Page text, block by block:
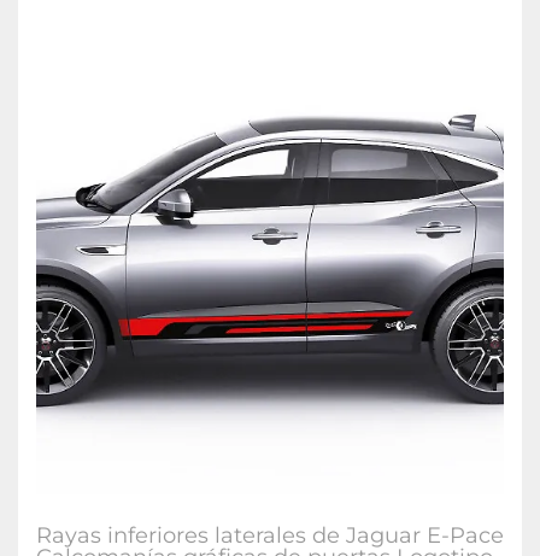
Rayas inferiores laterales de Jaguar E-Pace